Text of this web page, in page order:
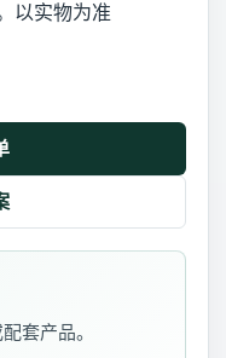
以实物为准
套产品。